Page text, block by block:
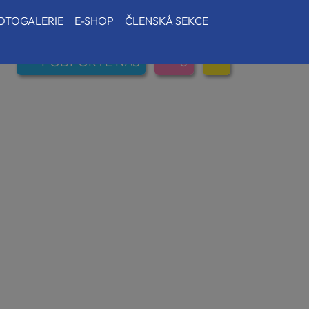
E-SHOP ČLENSKÁ SEKCE
PODPOŘTE NÁS 0